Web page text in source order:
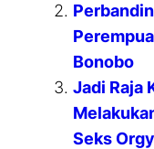
Bonobo
Jadi Raja
Seks